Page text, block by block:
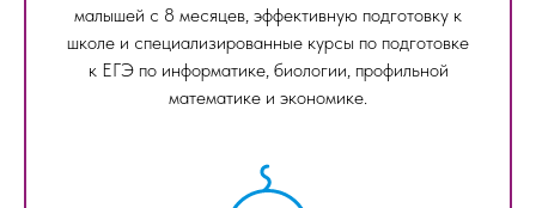
малышей с 8 месяцев, эффективную подготовку к
школе и специализированные курсы по подготовке
к ЕГЭ по информатике, биологии, профильной
математике и экономике.